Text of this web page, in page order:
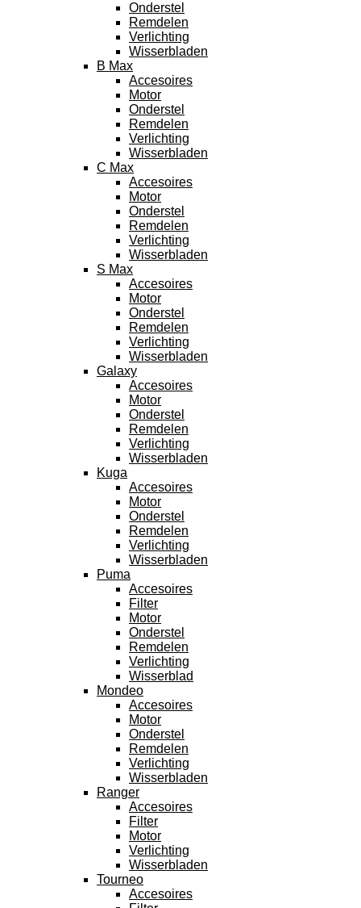
Onderstel
Remdelen
Verlichting
Wisserbladen
B Max
Accesoires
Motor
Onderstel
Remdelen
Verlichting
Wisserbladen
C Max
Accesoires
Motor
Onderstel
Remdelen
Verlichting
Wisserbladen
S Max
Accesoires
Motor
Onderstel
Remdelen
Verlichting
Wisserbladen
Galaxy
Accesoires
Motor
Onderstel
Remdelen
Verlichting
Wisserbladen
Kuga
Accesoires
Motor
Onderstel
Remdelen
Verlichting
Wisserbladen
Puma
Accesoires
Filter
Motor
Onderstel
Remdelen
Verlichting
Wisserblad
Mondeo
Accesoires
Motor
Onderstel
Remdelen
Verlichting
Wisserbladen
Ranger
Accesoires
Filter
Motor
Verlichting
Wisserbladen
Tourneo
Accesoires